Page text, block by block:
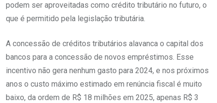
podem ser aproveitadas como crédito tributário no futuro, o
que é permitido pela legislação tributária.
A concessão de créditos tributários alavanca o capital dos
bancos para a concessão de novos empréstimos. Esse
incentivo não gera nenhum gasto para 2024, e nos próximos
anos o custo máximo estimado em renúncia fiscal é muito
baixo, da ordem de R$ 18 milhões em 2025, apenas R$ 3